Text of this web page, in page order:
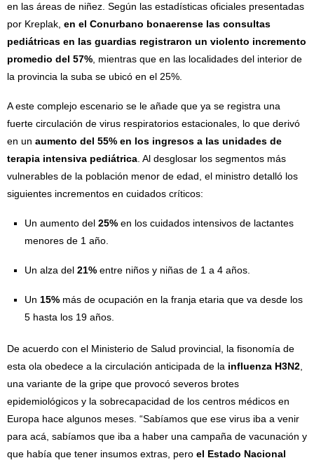
en las áreas de niñez. Según las estadísticas oficiales presentadas
por Kreplak, en el Conurbano bonaerense las consultas
pediátricas en las guardias registraron un violento incremento
promedio del 57% , mientras que en las localidades del interior de
la provincia la suba se ubicó en el 25%.
A este complejo escenario se le añade que ya se registra una
fuerte circulación de virus respiratorios estacionales, lo que derivó
en un aumento del 55% en los ingresos a las unidades de
terapia intensiva pediátrica . Al desglosar los segmentos más
vulnerables de la población menor de edad, el ministro detalló los
siguientes incrementos en cuidados críticos:
Un aumento del 25% en los cuidados intensivos de lactantes
menores de 1 año.
Un alza del 21% entre niños y niñas de 1 a 4 años.
Un 15% más de ocupación en la franja etaria que va desde los
5 hasta los 19 años.
De acuerdo con el Ministerio de Salud provincial, la fisonomía de
esta ola obedece a la circulación anticipada de la influenza H3N2
una variante de la gripe que provocó severos brotes
epidemiológicos y la sobrecapacidad de los centros médicos en
Europa hace algunos meses. “Sabíamos que ese virus iba a venir
para acá, sabíamos que iba a haber una campaña de vacunación y
que había que tener insumos extras, pero el Estado Nacional